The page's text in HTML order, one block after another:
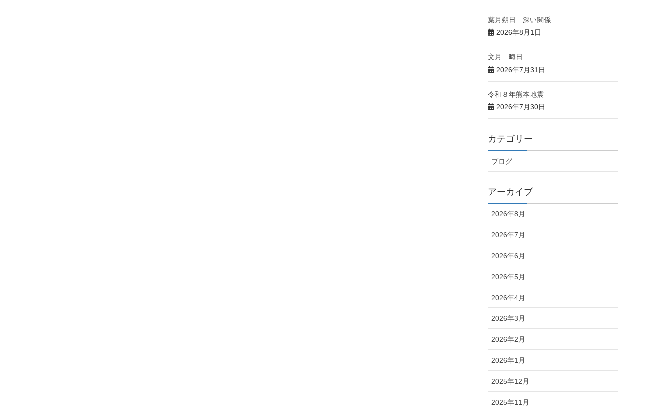
葉月朔日 深い関係
2026年8月1日
文月 晦日
2026年7月31日
令和８年熊本地震
2026年7月30日
カテゴリー
ブログ
アーカイブ
2026年8月
2026年7月
2026年6月
2026年5月
2026年4月
2026年3月
2026年2月
2026年1月
2025年12月
2025年11月